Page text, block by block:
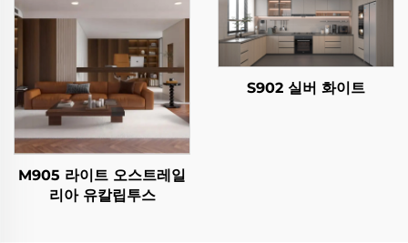
M905 라이트 오스트레일
리아 유칼립투스
S902 실버 화이트